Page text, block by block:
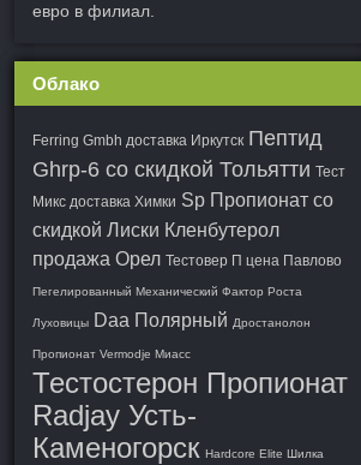
евро в филиал.
Облако
Ferring Gmbh доставка Иркутск Пептид
Ghrp-6 со скидкой Тольятти Тест
Микс доставка Химки Sp Пропионат со
скидкой Лиски Кленбутерол
продажа Орел Тестовер П цена Павлово
Пегелированный Механический Фактор Роста
Луховицы Daa Полярный Дростанолон
Пропионат Vermodje Миасс
Тестостерон Пропионат
Radjay Усть-
Каменогорск Hardcore Elite Шилка